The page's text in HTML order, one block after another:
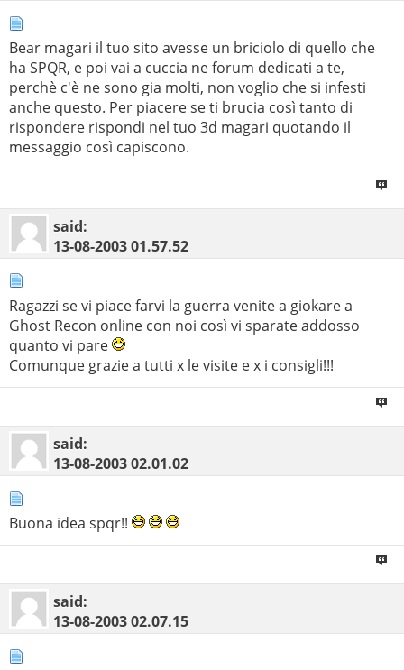
Bear magari il tuo sito avesse un briciolo di quello che
ha SPQR, e poi vai a cuccia ne forum dedicati a te,
perchè c'è ne sono gia molti, non voglio che si infesti
anche questo. Per piacere se ti brucia così tanto di
rispondere rispondi nel tuo 3d magari quotando il
messaggio così capiscono.
said:
13-08-200301.57.52
Ragazzi se vi piace farvi la guerra venite a giokare a
Ghost Recon online con noi così vi sparate addosso
quanto vi pare
Comunque grazie a tutti x le visite e x i consigli!!!
said:
13-08-200302.01.02
Buona idea spqr!!
said:
13-08-200302.07.15